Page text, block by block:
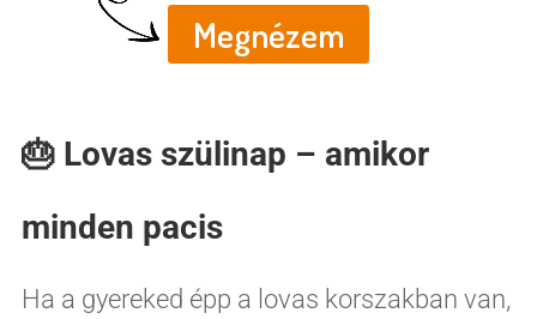
Megnézem
🎂 Lovas szülinap – amikor
minden pacis
Ha a gyereked épp a lovas korszakban van,